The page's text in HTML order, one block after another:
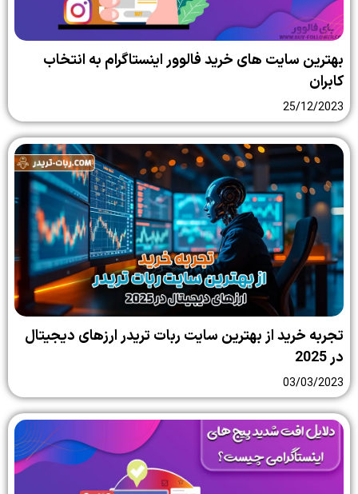
بهترین سایت‌ های خرید فالوور اینستاگرام به انتخاب
کابران
25/12/2023
تجربه خرید از بهترین سایت ربات تریدر ارزهای دیجیتال
در 2025
03/03/2023